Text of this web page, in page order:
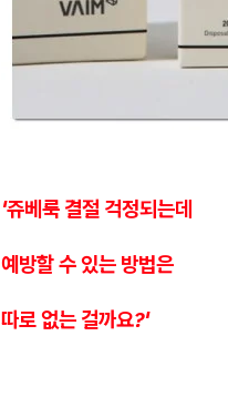
'쥬베룩 결절 걱정되는데
예방할 수 있는 방법은
따로 없는 걸까요?'